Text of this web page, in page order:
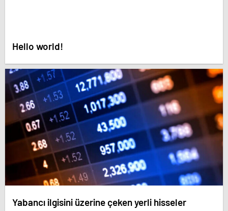
Hello world!
Yabancı ilgisini üzerine çeken yerli hisseler